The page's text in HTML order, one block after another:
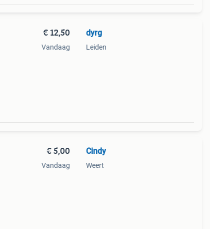
€ 12,50
Vandaag
dyrg
Leiden
€ 5,00
Vandaag
Cindy
Weert